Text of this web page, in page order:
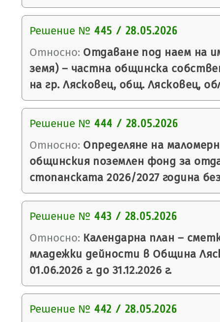
Решение № 445 / 28.05.2026
Относно: Отдаване под наем на
земя) – частна общинска
на гр. Лясковец, общ. Лясковец,
Решение № 444 / 28.05.2026
Относно: Определяне на
общинския поземлен фонд за
стопанската 2026/2027 година
Решение № 443 / 28.05.2026
Относно: Календарна план –
младежки дейности в Община
01.06.2026 г. до 31.12.2026 г.
Решение № 442 / 28.05.2026